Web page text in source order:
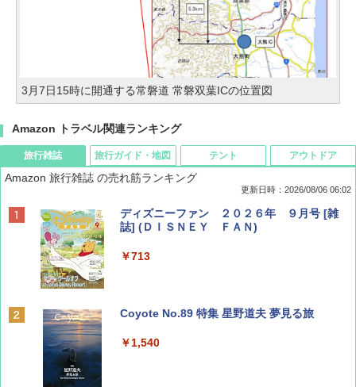
3月7日15時に開通する常磐道 常磐双葉ICの位置図
Amazon トラベル関連ランキング
旅行雑誌
Amazon 旅行雑誌 の売れ筋ランキング
更新日時：2026/08/06 06:02
ディズニーファン ２０２６年 ９月号 [雑
誌] (ＤＩＳＮＥＹ ＦＡＮ)
￥713
Coyote No.89 特集 星野道夫 夢見る旅
￥1,540
旅行ガイド・地図 テント アウトドア